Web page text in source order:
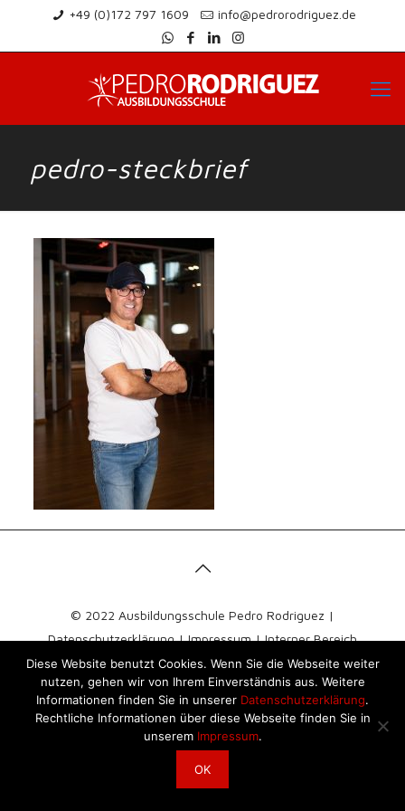
+49 (0)172 797 1609 info@pedrorodriguez.de
pedro-steckbrief
© 2022 Ausbildungsschule Pedro Rodriguez |
Datenschutzerklärung|Impressum|Interner Bereich
Diese Website benutzt Cookies. Wenn Sie die Webseite weiter
nutzen, gehen wir von Ihrem Einverständnis aus. Weitere
Informationen finden Sie in unserer Datenschutzerklärung.
Rechtliche Informationen über diese Webseite finden Sie in
unserem Impressum.
OK